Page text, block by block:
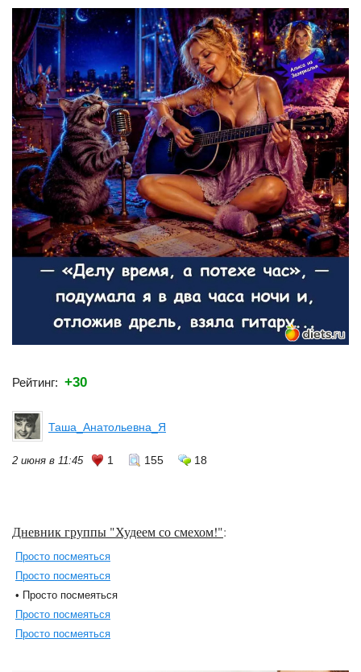
Рейтинг: +30
Таша_Анатольевна_Я
2 июня в 11:45 1 155 18
Дневник группы "Худеем со смехом!":
Просто посмеяться
Просто посмеяться
• Просто посмеяться
Просто посмеяться
Просто посмеяться